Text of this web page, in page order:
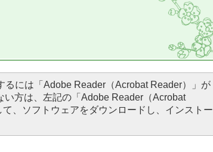
るには「Adobe Reader（Acrobat Reader）」が
い方は、左記の「Adobe Reader（Acrobat
、ソフトウェアをダウンロードし、インストー